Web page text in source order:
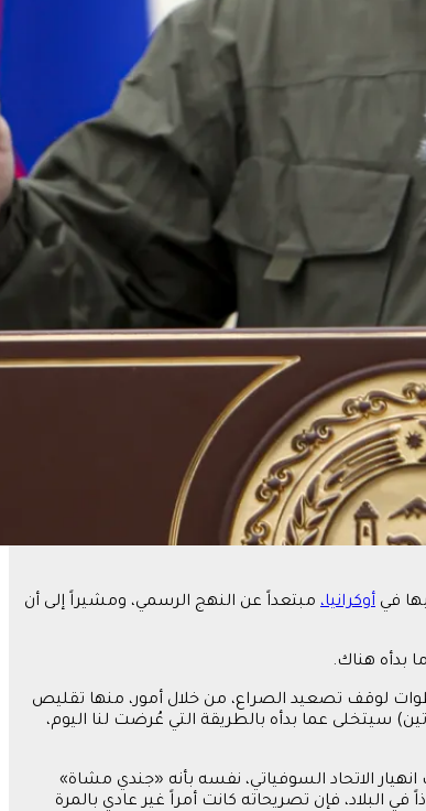
في أوكرانيا، مبتعداً عن النهج الرسمي، ومشيراً إلى أن
بدأه هناك.
لوقف تصعيد الصراع، من خلال أمور، منها تقليص
سيتخلى عما بدأه بالطريقة التي عُرضت لنا اليوم،
الاتحاد السوفياتي، نفسه بأنه «جندي مشاة»
البلاد، فإن تصريحاته كانت أمراً غير عادي بالمرة